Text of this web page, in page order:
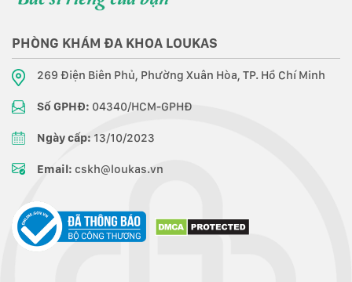
PHÒNG KHÁM ĐA KHOA LOUKAS
269 Điện Biên Phủ, Phường Xuân Hòa, TP. Hồ Chí Minh
Số GPHĐ: 04340/HCM-GPHĐ
Ngày cấp: 13/10/2023
Email: cskh@loukas.vn